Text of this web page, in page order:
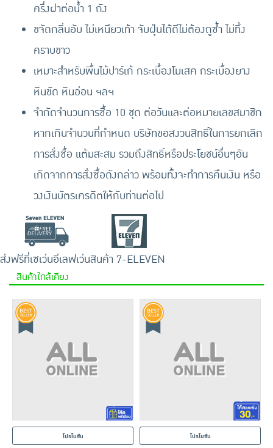
ครึ่งฝาต่อน้ำ 1 ถัง
ขจัดกลิ่นอับ ไม่เหนียวเท้า จับฝุ่นได้ดีไม่ต้องถูซ้ำ ไม่ทิ้ง
คราบขาว
เหมาะสำหรับพื้นไม้ปาร์เก้ กระเบื้องโมเสค กระเบื้องยาง
หินขัด หินอ่อน ฯลฯ
จำกัดจำนวนการซื้อ 10 ชุด ต่อวันและต่อหมายเลขสมาชิก
หากเกินจำนวนที่กำหนด บริษัทขอสงวนสิทธิ์ในการยกเลิก
การสั่งซื้อ แต้มสะสม รวมถึงสิทธิ์หรือประโยชน์อื่นๆอัน
เกิดจากการสั่งซื้อดังกล่าว พร้อมทั้งจะทำการคืนเงิน หรือ
วงเงินบัตรเครดิตให้กับท่านต่อไป
ส่งฟรีที่เซเว่นอีเลฟเว่นสินค้า 7-ELEVEN
สินค้าใกล้เคียง
โปรโมชั่น โปรโมชั่น